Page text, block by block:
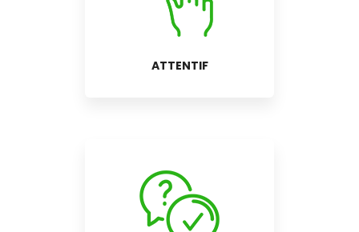
ATTENTIF